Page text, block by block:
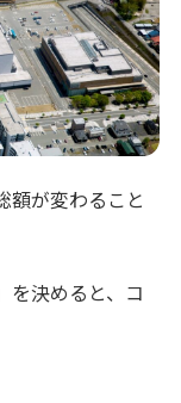
額が変わること
を決めると、コ